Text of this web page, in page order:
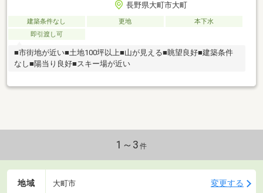
長野県大町市大町
建築条件なし 更地
本下水
即引渡し可
■市街地が近い■土地100坪以上■山が見える■眺望良好■建築条件
なし■陽当り良好■スキー場が近い
1～3 件
地域 大町市 変更する